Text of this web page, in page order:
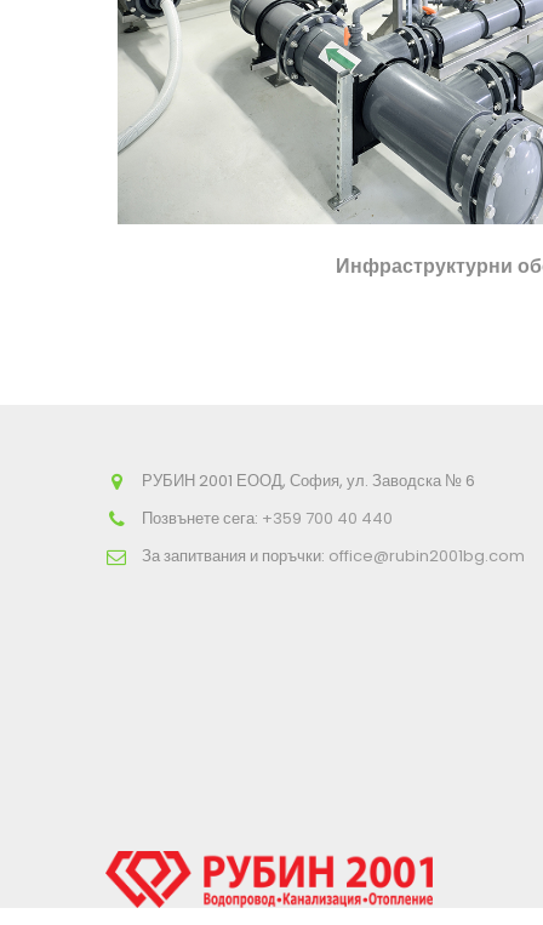
Инфраструктурни
РУБИН 2001 ЕООД, София, ул. Заводска № 6
Позвънете сега: +359 700 40 440
За запитвания и поръчки: office@rubin2001bg.com